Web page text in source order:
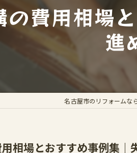
費用相場
進
名古屋市のリフォームな
相場とおすすめ事例集